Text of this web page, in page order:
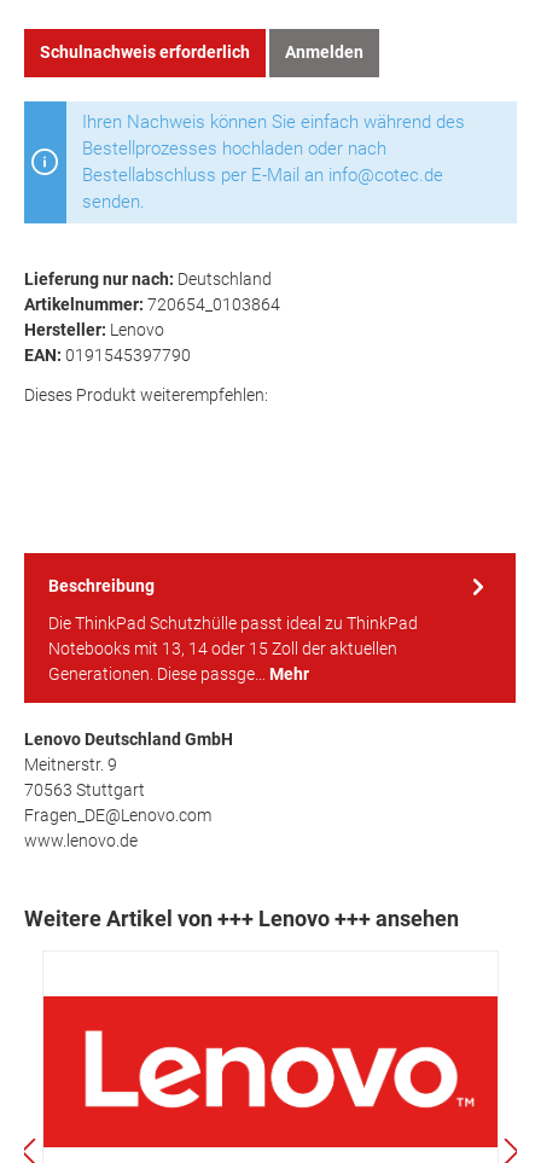
Schulnachweis erforderlich Anmelden
Ihren Nachweis können Sie einfach während des
Bestellprozesses hochladen oder nach
Bestellabschluss per E-Mail an info@cotec.de
senden.
Lieferung nur nach: Deutschland
Artikelnummer: 720654_0103864
Hersteller: Lenovo
EAN: 0191545397790
Dieses Produkt weiterempfehlen:
Beschreibung
Die ThinkPad Schutzhülle passt ideal zu ThinkPad
Notebooks mit 13, 14 oder 15 Zoll der aktuellen
Generationen. Diese passge… Mehr
Lenovo Deutschland GmbH
Meitnerstr. 9
70563 Stuttgart
Fragen_DE@Lenovo.com
www.lenovo.de
Weitere Artikel von +++ Lenovo +++ ansehen